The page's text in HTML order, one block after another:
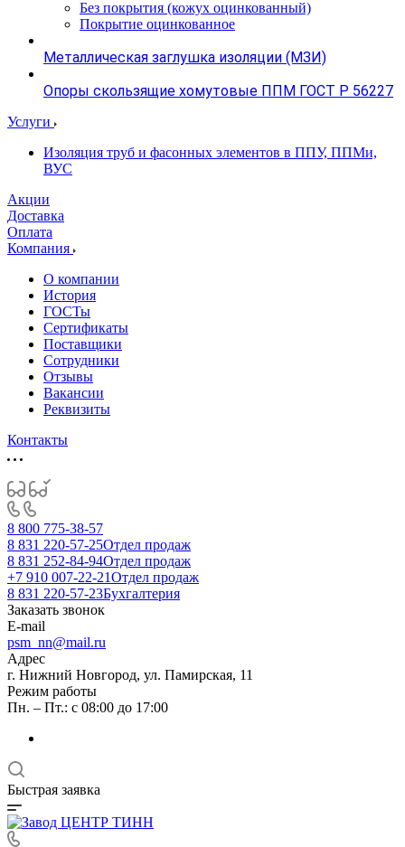
Без покрытия (кожух оцинкованный)
Покрытие оцинкованное
Металлическая заглушка изоляции (МЗИ)
Опоры скользящие хомутовые ППМ ГОСТ Р 56227
Услуги
Изоляция труб и фасонных элементов в ППУ, ППМи,
ВУС
Акции
Доставка
Оплата
Компания
О компании
История
ГОСТы
Сертификаты
Поставщики
Сотрудники
Отзывы
Вакансии
Реквизиты
Контакты
8 800 775-38-57
8 831 220-57-25Отдел продаж
8 831 252-84-94Отдел продаж
+7 910 007-22-21Отдел продаж
8 831 220-57-23Бухгалтерия
Заказать звонок
E-mail
psm_nn@mail.ru
Адрес
г. Нижний Новгород, ул. Памирская, 11
Режим работы
Пн. – Пт.: с 08:00 до 17:00
Быстрая заявка